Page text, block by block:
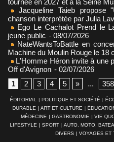
tournée en 2027 et à la Seine
Jacqueline Taieb propose
chanson interprétée par Julia
Ego Le Cachalot Prend le
jeune public - 08/07/2026
NateWantsToBattle en
Machine du Moulin Rouge le 18
L'Homme Héron invite à une
Off d'Avignon - 02/07/2026
1
2 3 4 5 » ... 358
ÉDITORIAL | POLITIQUE ET SOCIÉTÉ |
DURABLE | ART ET CULTURE |
MÉDECINE | GASTRONOMIE | VIE
LIFESTYLE | SPORT | AUTO, MOTO,
DIVERS | VOYAGES ET